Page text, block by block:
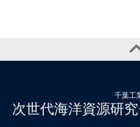
千葉工
次世代海洋資源研